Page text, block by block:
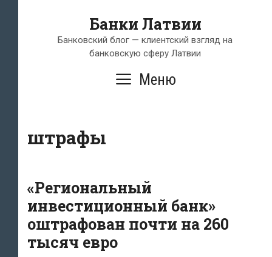
содержимому
Банки Латвии
Банковский блог — клиентский взгляд на
банковскую сферу Латвии
Меню
штрафы
«Региональный
инвестиционный банк»
оштрафован почти на 260
тысяч евро